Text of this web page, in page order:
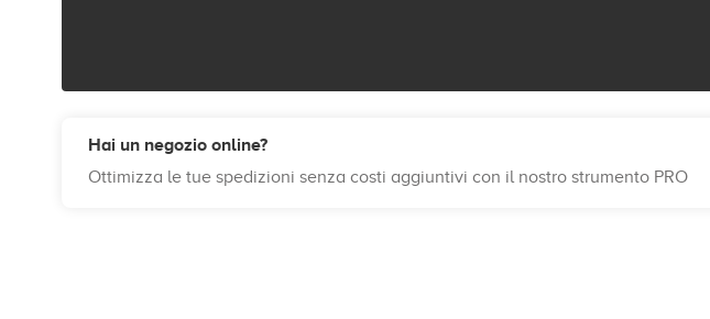
Hai un negozio online?
Ottimizza le tue spedizioni senza costi aggiuntivi con il nostro strumento PRO